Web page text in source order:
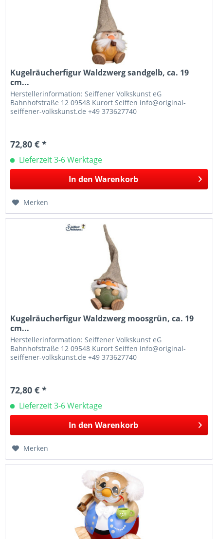
Kugelräucherfigur Waldzwerg sandgelb, ca. 19
cm...
Herstellerinformation: Seiffener Volkskunst eG
Bahnhofstraße 12 09548 Kurort Seiffen info@original-
seiffener-volkskunst.de +49 373627740
72,80 € *
Lieferzeit 3-6 Werktage
In den Warenkorb
Merken
Kugelräucherfigur Waldzwerg moosgrün, ca. 19
cm...
Herstellerinformation: Seiffener Volkskunst eG
Bahnhofstraße 12 09548 Kurort Seiffen info@original-
seiffener-volkskunst.de +49 373627740
72,80 € *
Lieferzeit 3-6 Werktage
In den Warenkorb
Merken